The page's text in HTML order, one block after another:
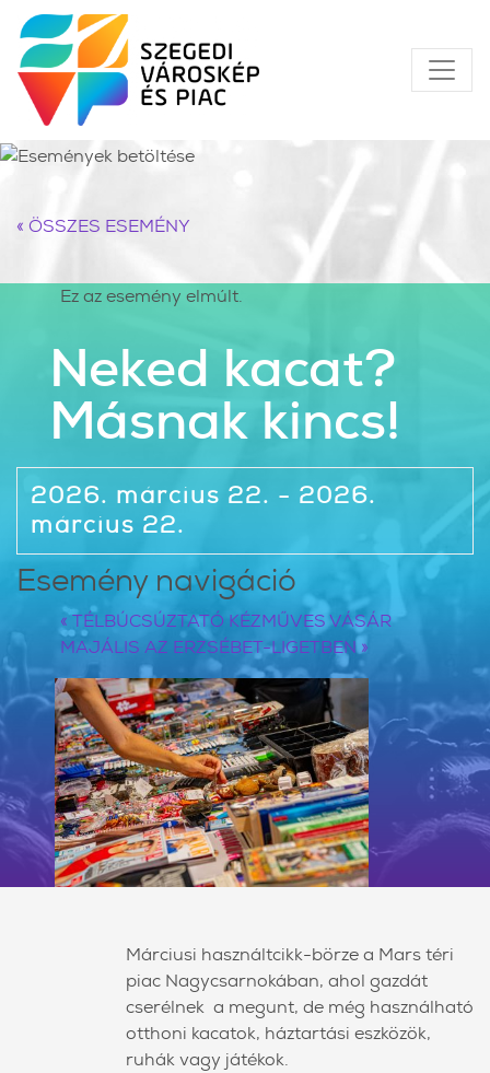
« ÖSSZES ESEMÉNY
Ez az esemény elmúlt.
Neked kacat?
Másnak kincs!
2026. március 22. - 2026.
március 22.
Esemény navigáció
«TÉLBÚCSÚZTATÓ KÉZMŰVES VÁSÁR
MAJÁLIS AZ ERZSÉBET-LIGETBEN»
Márciusi használtcikk-börze a Mars téri
piac Nagycsarnokában, ahol gazdát
cserélnek a megunt, de még használható
otthoni kacatok, háztartási eszközök,
ruhák vagy játékok.